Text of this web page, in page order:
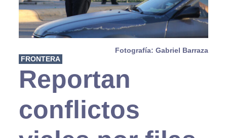
Fotografía: Gabriel Barraza
FRONTERA
Reportan
conflictos